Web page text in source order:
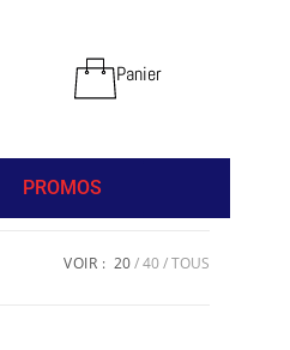
Panier
PROMOS
VOIR : 20 40 TOUS